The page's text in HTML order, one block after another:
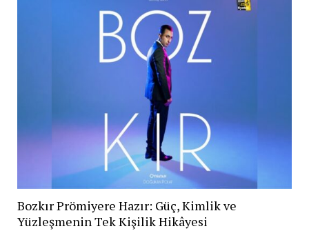
Bozkır Prömiyere Hazır: Güç, Kimlik ve
Yüzleşmenin Tek Kişilik Hikâyesi